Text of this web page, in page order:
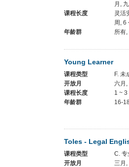
月,
课程长度
灵活
周, 6
年龄群
所有
Young Learner
课程类型
F. 未
开放月
六月,
课程长度
1 ~ 3
年龄群
16-
Toles - Legal
课程类型
C. 专
开放月
三月,